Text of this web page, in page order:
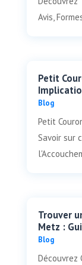
Avis,
Petit
Blog
Petit
Savoir sur
Trouver
Metz :
Blog
Découvrez